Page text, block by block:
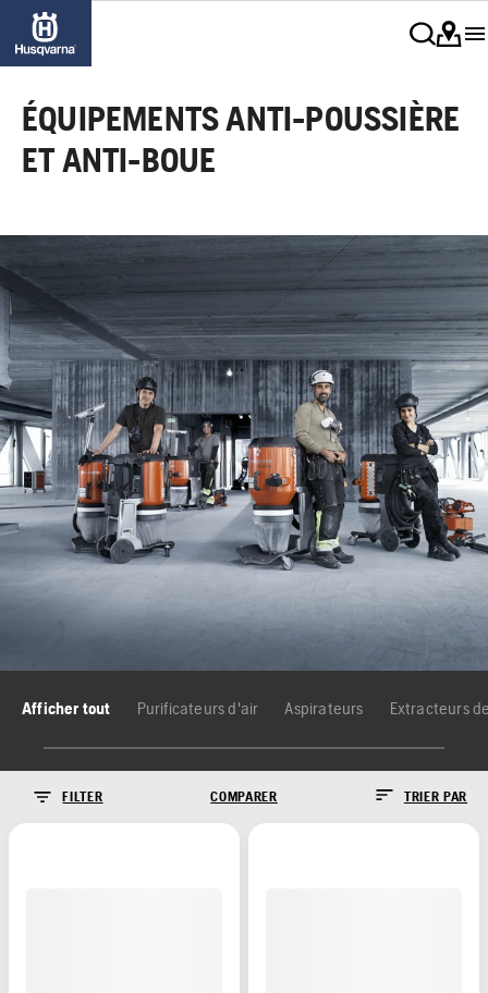
ÉQUIPEMENTS ANTI-POUSSIÈRE
ET ANTI-BOUE
Afficher tout Purificateurs d'air Aspirateurs Extracteurs
FILTER COMPARER TRIER PAR